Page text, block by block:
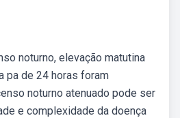
noturno, elevação matutina
pa de 24 horas foram
noturno atenuado pode ser
e complexidade da doença